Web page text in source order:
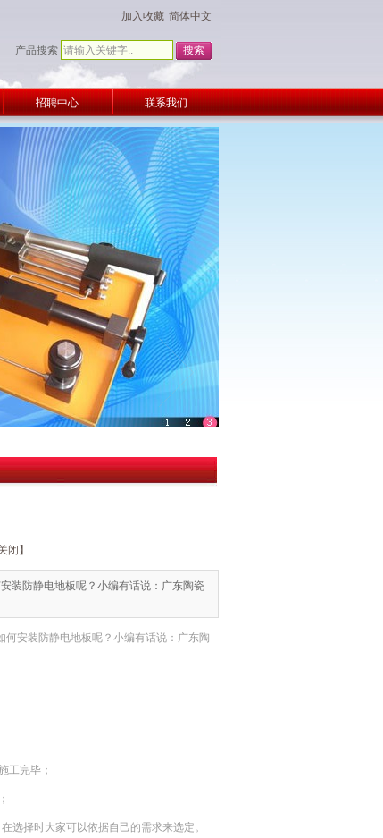
加入收藏 简体中文
产品搜索
招聘中心 联系我们
闭】
装防静电地板呢？小编有话说：广东陶瓷
安装防静电地板呢？小编有话说：广东陶
工完毕；
选择时大家可以依据自己的需求来选定。